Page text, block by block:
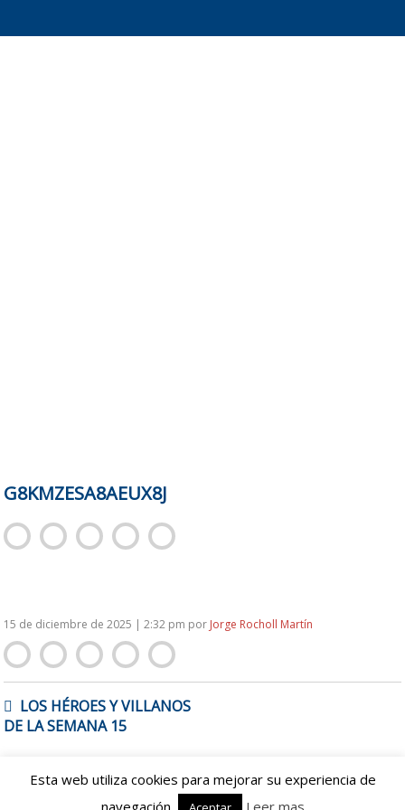
G8KMZESA8AEUX8J
15 de diciembre de 2025 | 2:32 pm por Jorge Rocholl Martín
NAVEGACIÓN
DE
ENTRADAS
LOS HÉROES Y VILLANOS
DE LA SEMANA 15
Proudly powered by WordPress |Theme: spanishbowl by
Esta web utiliza cookies para mejorar su experiencia de
navegación.
Leer mas